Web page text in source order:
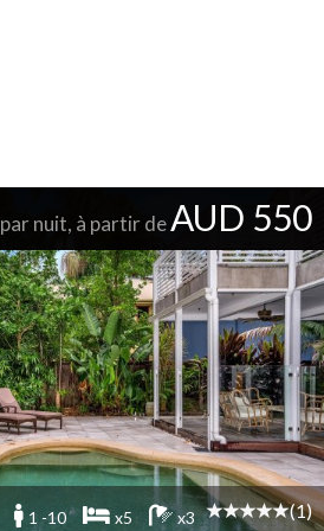
par nuit, à partir deAUD 550
1 -10 x5 x3 (1)